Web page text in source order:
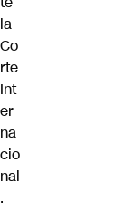
la
Co
rte
Int
er
na
cio
nal
.